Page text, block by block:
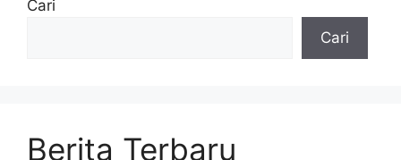
Cari
Cari
Berita Terbaru